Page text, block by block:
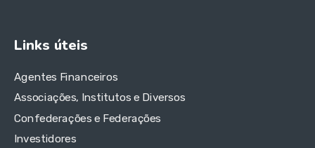
Links úteis
Agentes Financeiros
Associações, Institutos e Diversos
Confederações e Federações
Investidores